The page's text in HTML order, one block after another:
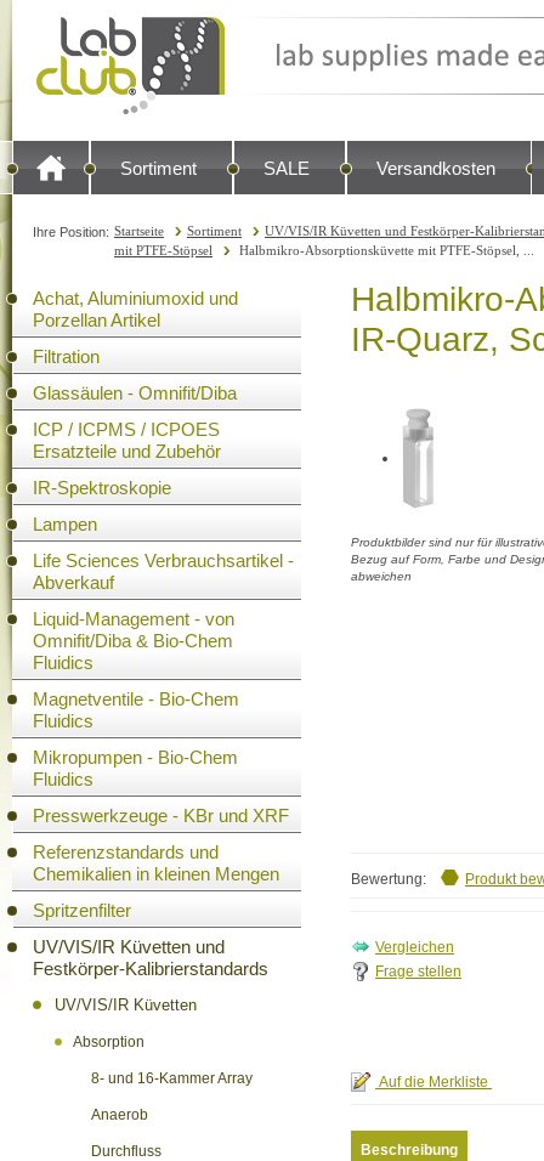
Sortiment SALE Versandkosten
Ihre Position: Startseite Sortiment
UV/VIS/IR Küvetten und Festkörper-
mit PTFE-Stöpsel
Halbmikro-Absorptionsküvette mit PTFE-Stöpsel, ...
Achat, Aluminiumoxid und
Porzellan Artikel
Filtration
Glassäulen - Omnifit/Diba
ICP / ICPMS / ICPOES
Ersatzteile und Zubehör
IR-Spektroskopie
Lampen
Life Sciences Verbrauchsartikel -
Abverkauf
Liquid-Management - von
Omnifit/Diba & Bio-Chem
Fluidics
Magnetventile - Bio-Chem
Fluidics
Mikropumpen - Bio-Chem
Fluidics
Presswerkzeuge - KBr und XRF
Referenzstandards und
Chemikalien in kleinen Mengen
Spritzenfilter
UV/VIS/IR Küvetten und
Festkörper-Kalibrierstandards
UV/VIS/IR Küvetten
Absorption
8- und 16-Kammer Array
Anaerob
Durchfluss
Halbmikro-
IR-Quarz,
Produktbilder sind nur für
Bezug auf Form, Farbe und
abweichen
Bewertung: Produkt
Frage stellen
Beschreibung